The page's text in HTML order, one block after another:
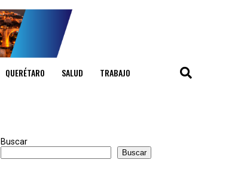
QUERÉTARO SALUD TRABAJO
Buscar
Buscar